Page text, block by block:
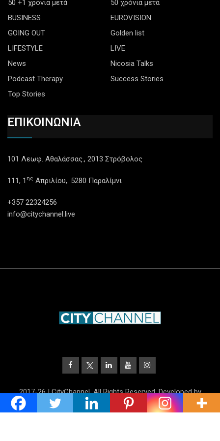
50 +1 χρόνια μετά
50 χρόνια μετά
BUSINESS
EUROVISION
GOING OUT
Golden list
LIFESTYLE
LIVE
News
Nicosia Talks
Podcast Therapy
Success Stories
Top Stories
ΕΠΙΚΟΙΝΩΝΙΑ
101 Λεωφ. Αθαλάσσας., 2013 Στρόβολος
111, 1 ης Απριλίου,. 5280 Παραλίμνι
+357 22324256
info@citychannel.live
2017-26 | CityChannel. All Rights Reserved. Developed by
UnitrustMedia